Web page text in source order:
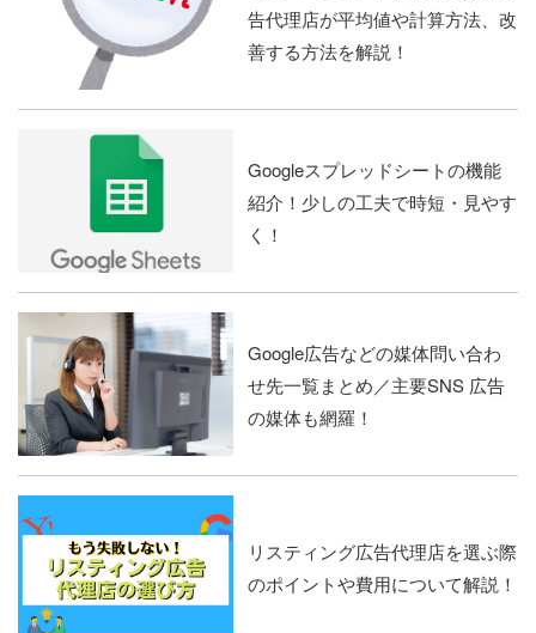
告代理店が平均値や計算方法、改
善する方法を解説！
Googleスプレッドシートの機能
紹介！少しの工夫で時短・見やす
く！
Google広告などの媒体問い合わ
せ先一覧まとめ／主要SNS 広告
の媒体も網羅！
リスティング広告代理店を選ぶ際
のポイントや費用について解説！